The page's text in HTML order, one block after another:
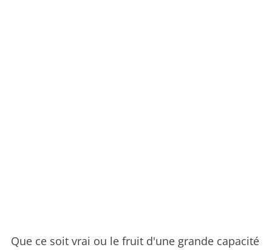
Que ce soit vrai ou le fruit d'une grande capacité